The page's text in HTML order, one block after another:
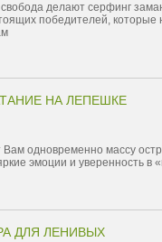
делают серфинг
победителей, которые
НА ЛЕПЕШКЕ
Вам одновременно массу
эмоции и уверенность в
ДЛЯ ЛЕНИВЫХ